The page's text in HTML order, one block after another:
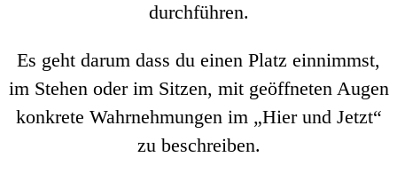
durchführen.
Es geht darum dass du einen Platz einnimmst,
im Stehen oder im Sitzen, mit geöffneten Augen
konkrete Wahrnehmungen im „Hier und Jetzt“
zu beschreiben.